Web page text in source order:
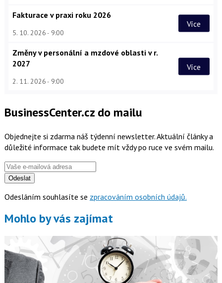
Fakturace v praxi roku 2026
5. 10. 2026 9:00
Více
Změny v personální a mzdové oblasti v r.
2027
2. 11. 2026 9:00
Více
BusinessCenter.cz do mailu
Objednejte si zdarma náš týdenní newsletter. Aktuální články a
důležité informace tak budete mít vždy po ruce ve svém mailu.
Odeslat
Odesláním souhlasíte se zpracováním osobních údajů.
Mohlo by vás zajímat